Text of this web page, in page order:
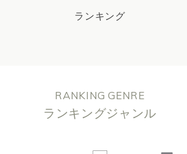
ランキング
RANKING GENRE
ランキングジャンル